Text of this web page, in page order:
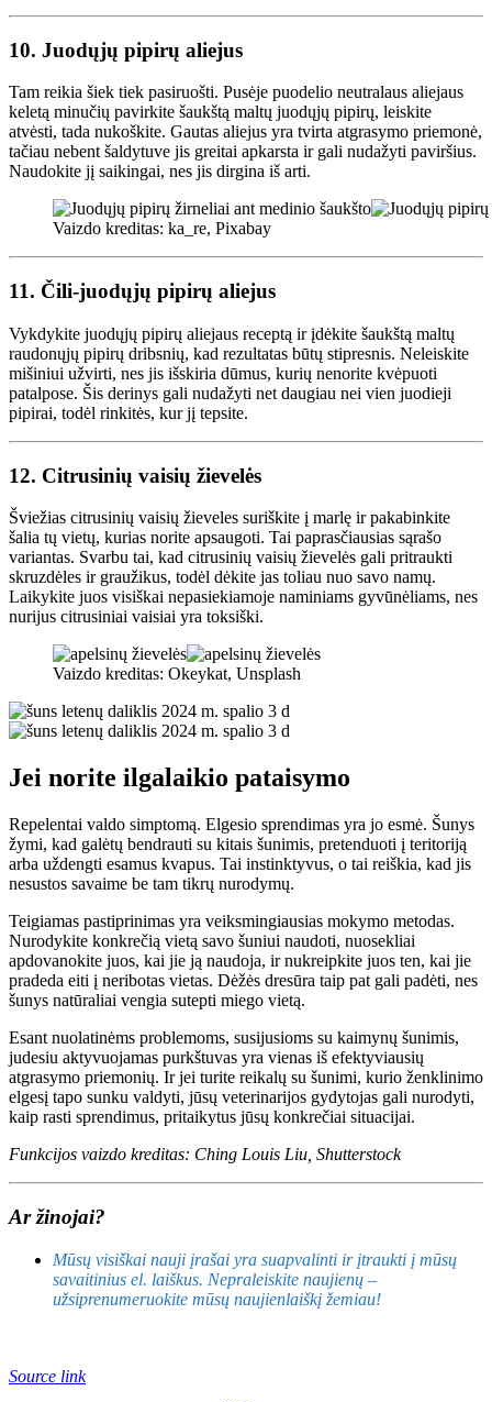
10. Juodųjų pipirų aliejus
Tam reikia šiek tiek pasiruošti. Pusėje puodelio neutralaus aliejaus
keletą minučių pavirkite šaukštą maltų juodųjų pipirų, leiskite
atvėsti, tada nukoškite. Gautas aliejus yra tvirta atgrasymo priemonė,
tačiau nebent šaldytuve jis greitai apkarsta ir gali nudažyti paviršius.
Naudokite jį saikingai, nes jis dirgina iš arti.
Vaizdo kreditas: ka_re, Pixabay
11. Čili-juodųjų pipirų aliejus
Vykdykite juodųjų pipirų aliejaus receptą ir įdėkite šaukštą maltų
raudonųjų pipirų dribsnių, kad rezultatas būtų stipresnis. Neleiskite
mišiniui užvirti, nes jis išskiria dūmus, kurių nenorite kvėpuoti
patalpose. Šis derinys gali nudažyti net daugiau nei vien juodieji
pipirai, todėl rinkitės, kur jį tepsite.
12. Citrusinių vaisių žievelės
Šviežias citrusinių vaisių žieveles suriškite į marlę ir pakabinkite
šalia tų vietų, kurias norite apsaugoti. Tai paprasčiausias sąrašo
variantas. Svarbu tai, kad citrusinių vaisių žievelės gali pritraukti
skruzdėles ir graužikus, todėl dėkite jas toliau nuo savo namų.
Laikykite juos visiškai nepasiekiamoje naminiams gyvūnėliams, nes
nurijus citrusiniai vaisiai yra toksiški.
Vaizdo kreditas: Okeykat, Unsplash
Jei norite ilgalaikio pataisymo
Repelentai valdo simptomą. Elgesio sprendimas yra jo esmė. Šunys
žymi, kad galėtų bendrauti su kitais šunimis, pretenduoti į teritoriją
arba uždengti esamus kvapus. Tai instinktyvus, o tai reiškia, kad jis
nesustos savaime be tam tikrų nurodymų.
Teigiamas pastiprinimas yra veiksmingiausias mokymo metodas.
Nurodykite konkrečią vietą savo šuniui naudoti, nuosekliai
apdovanokite juos, kai jie ją naudoja, ir nukreipkite juos ten, kai jie
pradeda eiti į neribotas vietas. Dėžės dresūra taip pat gali padėti, nes
šunys natūraliai vengia sutepti miego vietą.
Esant nuolatinėms problemoms, susijusioms su kaimynų šunimis,
judesiu aktyvuojamas purkštuvas yra vienas iš efektyviausių
atgrasymo priemonių. Ir jei turite reikalų su šunimi, kurio ženklinimo
elgesį tapo sunku valdyti, jūsų veterinarijos gydytojas gali nurodyti,
kaip rasti sprendimus, pritaikytus jūsų konkrečiai situacijai.
Funkcijos vaizdo kreditas: Ching Louis Liu, Shutterstock
Ar žinojai?
Mūsų visiškai nauji įrašai yra suapvalinti ir įtraukti į mūsų
savaitinius el. laiškus. Nepraleiskite naujienų –
užsiprenumeruokite mūsų naujienlaiškį žemiau!
Source link